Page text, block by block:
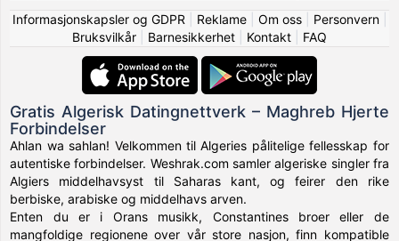
Informasjonskapsler og GDPR
Reklame| Om oss| Personvern|
Bruksvilkår
Barnesikkerhet Kontakt FAQ
Gratis Algerisk Datingnettverk – Maghreb Hjerte
Forbindelser
Ahlan wa sahlan! Velkommen til Algeries pålitelige fellesskap for
autentiske forbindelser. Weshrak.com samler algeriske singler fra
Algiers middelhavsyst til Saharas kant, og feirer den rike
berbiske, arabiske og middelhavs arven.
Enten du er i Orans musikk, Constantines broer eller de
mangfoldige regionene over vår store nasjon, finn kompatible